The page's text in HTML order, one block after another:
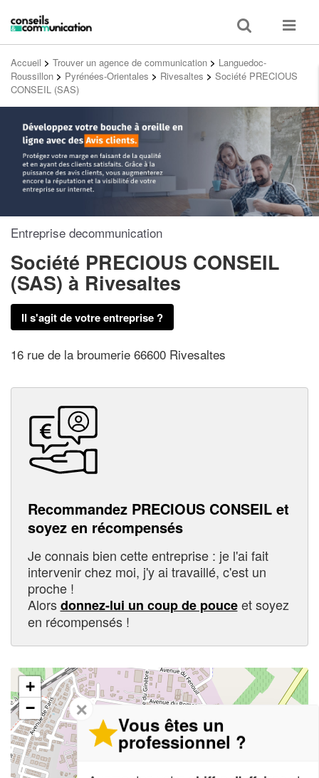
Toggle
search
Toggle
Accueil > Trouver un agence de communication > Languedoc-
Roussillon > Pyrénées-Orientales > Rivesaltes > Société PRECIOUS
CONSEIL (SAS)
Entreprise decommunication
Société PRECIOUS CONSEIL
(SAS) à Rivesaltes
Il s'agit de votre entreprise ?
16 rue de la broumerie 66600 Rivesaltes
Recommandez PRECIOUS CONSEIL et
soyez en récompensés
Je connais bien cette entreprise : je l'ai fait
intervenir chez moi, j'y ai travaillé, c'est un
proche !
Alorsdonnez-lui un coup de pouceet soyez
en récompensés !
+
−
✕
Vous êtes un
professionnel ?